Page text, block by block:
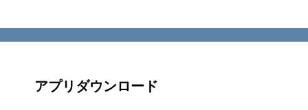
ブ
アプリダウンロード